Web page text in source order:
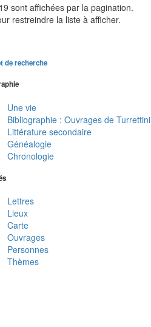
sont affichées par la pagination.
restreindre la liste à afficher.
de recherche
Une vie
Bibliographie : Ouvrages de Turrettini
Littérature secondaire
Généalogie
Chronologie
Lettres
Lieux
Carte
Ouvrages
Personnes
Thèmes